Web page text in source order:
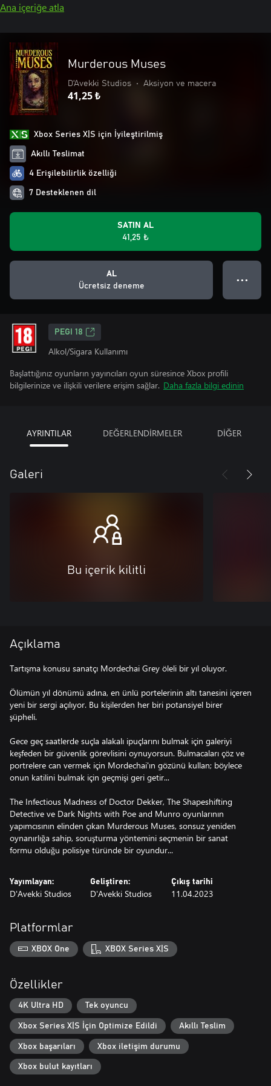
Ana içeriğe atla
Murderous Muses
D'Avekki Studios • Aksiyon ve macera
41,25 ₺
Xbox Series X|S için İyileştirilmiş
Akıllı Teslimat
4 Erişilebilirlik özelliği
7 Desteklenen dil
SATIN AL
41,25 ₺
AL
Ücretsiz deneme
● ● ●
PEGI 18
Alkol/Sigara Kullanımı
Başlattığınız oyunların yayıncıları oyun süresince Xbox profili
bilgilerinize ve ilişkili verilere erişim sağlar. Daha fazla bilgi edinin
AYRINTILAR DEĞERLENDİRMELER DİĞER
Galeri
Bu içerik kilitli
Açıklama
Tartışma konusu sanatçı Mordechai Grey öleli bir yıl oluyor.
Ölümün yıl dönümü adına, en ünlü portelerinin altı tanesini içeren
yeni bir sergi açılıyor. Bu kişilerden her biri potansiyel birer
şüpheli.
Gece geç saatlerde suçla alakalı ipuçlarını bulmak için galeriyi
keşfeden bir güvenlik görevlisini oynuyorsun. Bulmacaları çöz ve
portrelere can vermek için Mordechai'ın gözünü kullan; böylece
onun katilini bulmak için geçmişi geri getir...
The Infectious Madness of Doctor Dekker, The Shapeshifting
Detective ve Dark Nights with Poe and Munro oyunlarının
yapımcısının elinden çıkan Murderous Muses, sonsuz yeniden
oynanırlığa sahip, soruşturma yöntemini seçmenin bir sanat
formu olduğu polisiye türünde bir oyundur...
Yayımlayan:
D'Avekki Studios
Geliştiren:
D'Avekki Studios
Çıkış tarihi
11.04.2023
Platformlar
XBOX One XBOX Series X|S
Özellikler
4K Ultra HD Tek oyuncu
Xbox Series X|S İçin Optimize Edildi Akıllı Teslim
Xbox başarıları Xbox iletişim durumu
Xbox bulut kayıtları